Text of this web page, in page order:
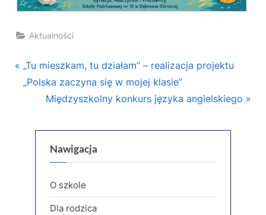
Aktualności
Nawigacja
wpisu
P
„Tu mieszkam, tu działam” – realizacja projektu
„Polska zaczyna się w mojej klasie”
N
x
P
o
s
Międzyszkolny konkurs języka angielskiego
Nawigacja
O szkole
Dla rodzica